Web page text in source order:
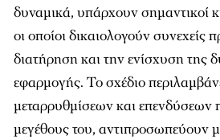
δυναμικά, υπάρχουν σημαντικοί
οι οποίοι δικαιολογούν συνεχείς
διατήρηση και την ενίσχυση της
εφαρμογής. Το σχέδιο
μεταρρυθμίσεων και επενδύσεων
μεγέθους του, αντιπροσωπεύουν